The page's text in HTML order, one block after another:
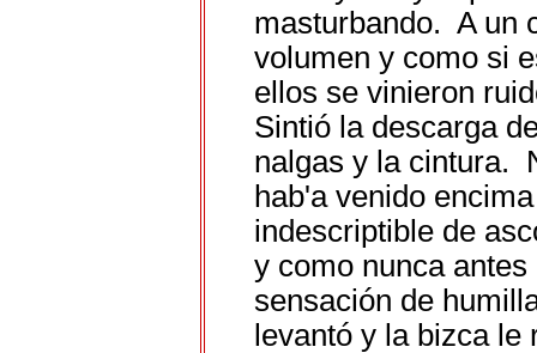
masturbando. A un
volumen y como si
ellos se vinieron
Sintió la descarga
nalgas y la cintura.
hab'a venido
indescriptible de
y como nunca
sensación de
levantó y la bizca